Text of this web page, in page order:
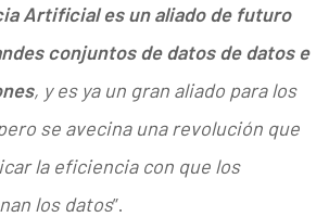
Artificial es un aliado de futuro
conjuntos de datos de datos e
, y es ya un gran aliado para los
se avecina una revolución que
la eficiencia con que los
los datos”.